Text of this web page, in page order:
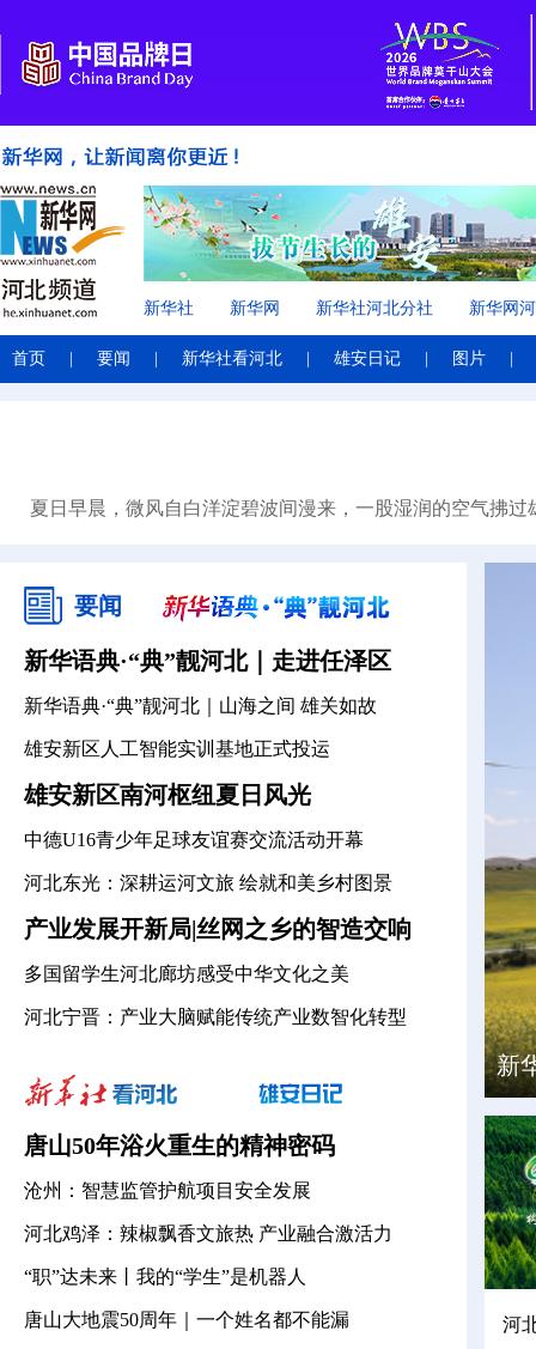
新华社 新华网 新华社河北分社 新华网
首页 要闻 新华社看河北 雄安日记 图片
夏日早晨，微风自白洋淀碧波间漫来，一股湿润的空气拂
要闻
新华语典·“典”靓河北｜走进任泽区
新华语典·“典”靓河北｜山海之间 雄关如故
雄安新区人工智能实训基地正式投运
雄安新区南河枢纽夏日风光
中德U16青少年足球友谊赛交流活动开幕
河北东光：深耕运河文旅 绘就和美乡村图景
产业发展开新局|丝网之乡的智造交响
多国留学生河北廊坊感受中华文化之美
河北宁晋：产业大脑赋能传统产业数智化转型
唐山50年浴火重生的精神密码
沧州：智慧监管护航项目安全发展
河北鸡泽：辣椒飘香文旅热 产业融合激活力
“职”达未来丨我的“学生”是机器人
唐山大地震50周年｜一个姓名都不能漏
来
新
微
新
雄
来
新
河北省两会
专题｜第二十届中国吴桥国际杂
河